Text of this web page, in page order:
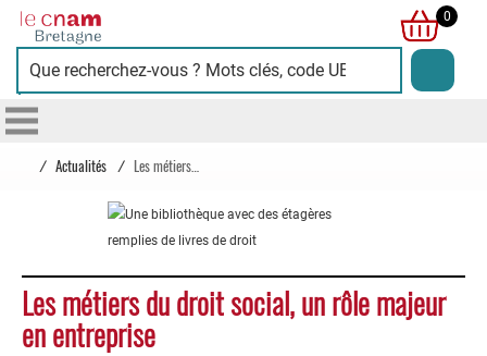
Cnam
Bretagne
0
/ Actualités /
Les métiers du droit social, un rôle majeur
en entreprise